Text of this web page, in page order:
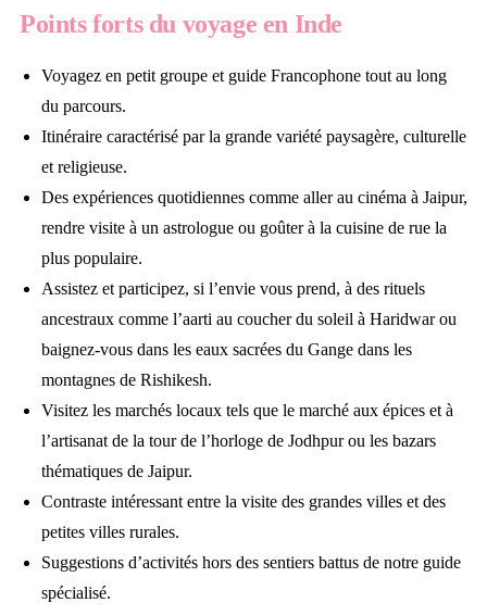
Points forts du voyage en Inde
Voyagez en petit groupe et guide Francophone tout au long
du parcours.
Itinéraire caractérisé par la grande variété paysagère, culturelle
et religieuse.
Des expériences quotidiennes comme aller au cinéma à Jaipur,
rendre visite à un astrologue ou goûter à la cuisine de rue la
plus populaire.
Assistez et participez, si l’envie vous prend, à des rituels
ancestraux comme l’aarti au coucher du soleil à Haridwar ou
baignez-vous dans les eaux sacrées du Gange dans les
montagnes de Rishikesh.
Visitez les marchés locaux tels que le marché aux épices et à
l’artisanat de la tour de l’horloge de Jodhpur ou les bazars
thématiques de Jaipur.
Contraste intéressant entre la visite des grandes villes et des
petites villes rurales.
Suggestions d’activités hors des sentiers battus de notre guide
spécialisé.